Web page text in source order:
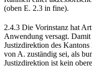
(oben E. 2.3 in fine).
2.4.3 Die Vorinstanz hat
Anwendung versagt.
Justizdirektion des
von A. zuständig sei, als
Justizdirektion ist kein